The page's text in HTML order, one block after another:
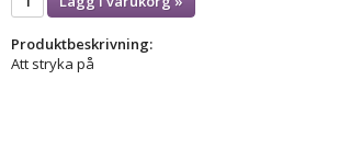
Produktbeskrivning:
Att stryka på